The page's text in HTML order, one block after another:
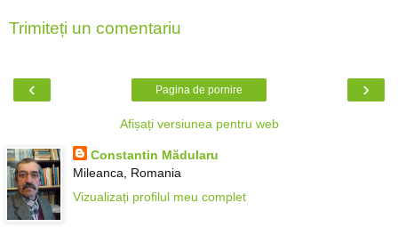
Trimiteți un comentariu
‹ ›
Pagina de pornire
Afișați versiunea pentru web
Constantin Mădularu
Mileanca, Romania
Vizualizați profilul meu complet